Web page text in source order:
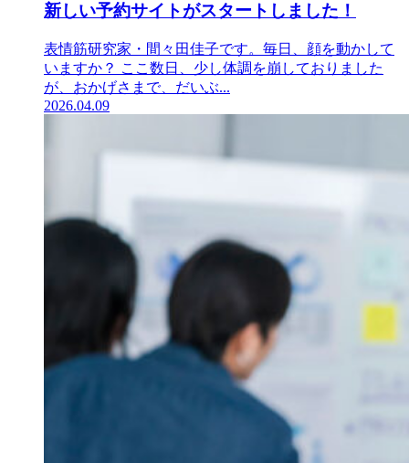
新しい予約サイトがスタートしました！
表情筋研究家・間々田佳子です。毎日、顔を動かして
いますか？ ここ数日、少し体調を崩しておりました
が、おかげさまで、だいぶ...
2026.04.09